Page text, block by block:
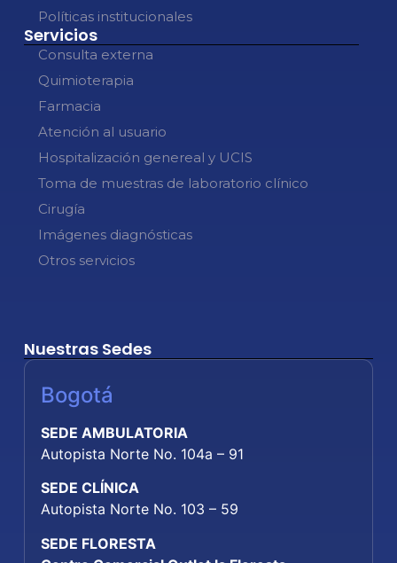
Políticas institucionales
Servicios
Consulta externa
Quimioterapia
Farmacia
Atención al usuario
Hospitalización genereal y UCIS
Toma de muestras de laboratorio clínico
Cirugía
Imágenes diagnósticas
Otros servicios
Nuestras Sedes
Bogotá
SEDE AMBULATORIA
Autopista Norte No. 104a – 91
SEDE CLÍNICA
Autopista Norte No. 103 – 59
SEDE FLORESTA